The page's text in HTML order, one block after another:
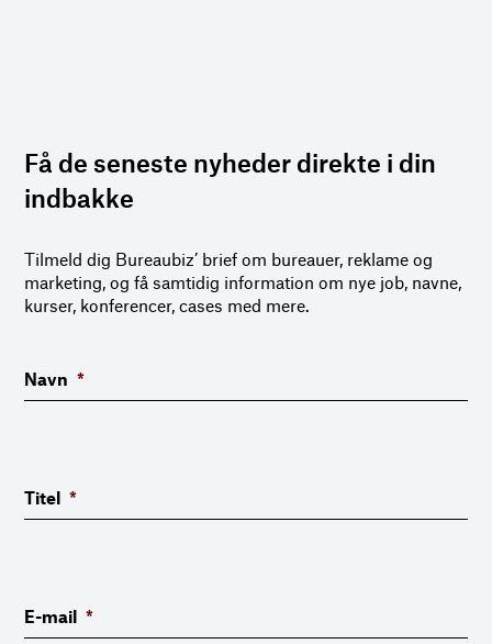
Få de seneste nyheder direkte i din
indbakke
Tilmeld dig Bureaubiz’ brief om bureauer, reklame og
marketing, og få samtidig information om nye job, navne,
kurser, konferencer, cases med mere.
Navn *
Titel *
E-mail *